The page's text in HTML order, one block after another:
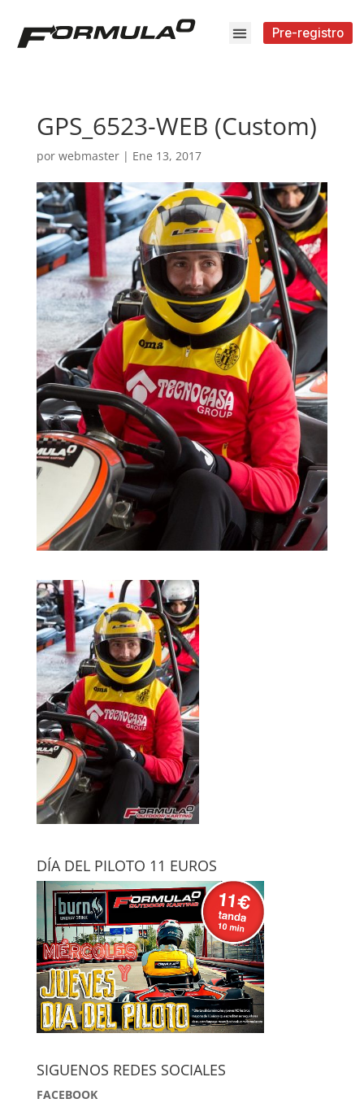
Pre-registro
GPS_6523-WEB (Custom)
por webmaster| Ene 13, 2017
DÍA DEL PILOTO 11 EUROS
SIGUENOS REDES SOCIALES
FACEBOOK